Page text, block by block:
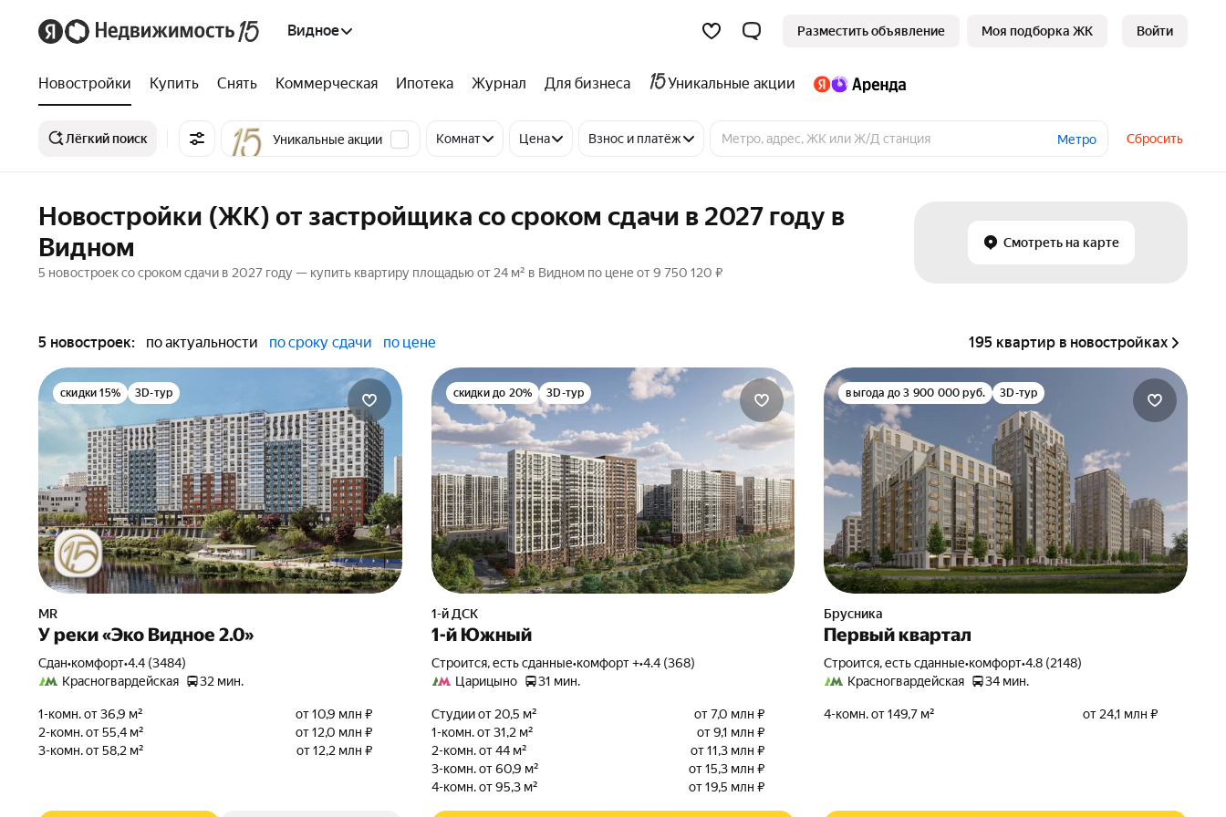
Видное Разместить объявление Моя подборка ЖК Войти
Новостройки Купить Снять Коммерческая Ипотека Журнал Для бизнеса Уникальные акции
Лёгкий поиск Уникальные акции Комнат Цена Взнос и платёж Метро Сбросить
Новостройки (ЖК) от застройщика со сроком сдачи в 2027 году в
Видном
5 новостроек со сроком сдачи в 2027 году — купить квартиру площадью от 24 м² в Видном по цене от 9 750 120 ₽
Смотреть на карте
5 новостроек: по актуальности по сроку сдачи по цене 195 квартир в новостройках
скидки 15% 3D-тур
MR
У реки «Эко Видное 2.0»
Сдан•комфорт•4.4 (3484)
Красногвардейская
32 мин.
1-комн. от 36,9 м²
от 10,9 млн ₽
2-комн. от 55,4 м²
от 12,0 млн ₽
3-комн. от 58,2 м²
от 12,2 млн ₽
скидки до 20% 3D-тур
1-й ДСК
1-й Южный
Строится, есть сданные•комфорт +•4.4 (368)
Царицыно
31 мин.
Студии от 20,5 м²
от 7,0 млн ₽
1-комн. от 31,2 м²
от 9,1 млн ₽
2-комн. от 44 м²
от 11,3 млн ₽
3-комн. от 60,9 м²
от 15,3 млн ₽
4-комн. от 95,3 м²
от 19,5 млн ₽
выгода до 3 900 000 руб. 3D-тур
Брусника
Первый квартал
Строится, есть сданные•комфорт•4.8 (2148)
Красногвардейская
34 мин.
4-комн. от 149,7 м² от 24,1 млн ₽